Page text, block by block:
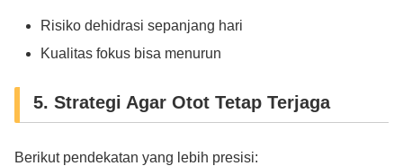
Risiko dehidrasi sepanjang hari
Kualitas fokus bisa menurun
5. Strategi Agar Otot Tetap Terjaga
Berikut pendekatan yang lebih presisi: